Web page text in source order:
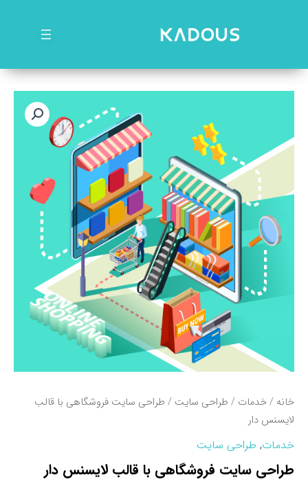
خانه /خدمات / طراحی سایت / طراحی سایت فروشگاهی با قالب
لایسنس دار
خدمات, طراحی سایت
طراحی سایت فروشگاهی با قالب لایسنس دار